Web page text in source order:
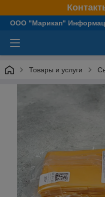
OOO "Марикап"
Товары и услуги